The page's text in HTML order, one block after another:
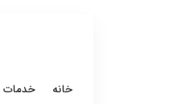
خانه خدمات